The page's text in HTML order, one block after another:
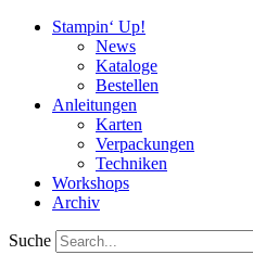
Stampin‘ Up!
News
Kataloge
Bestellen
Anleitungen
Karten
Verpackungen
Techniken
Workshops
Archiv
Suche